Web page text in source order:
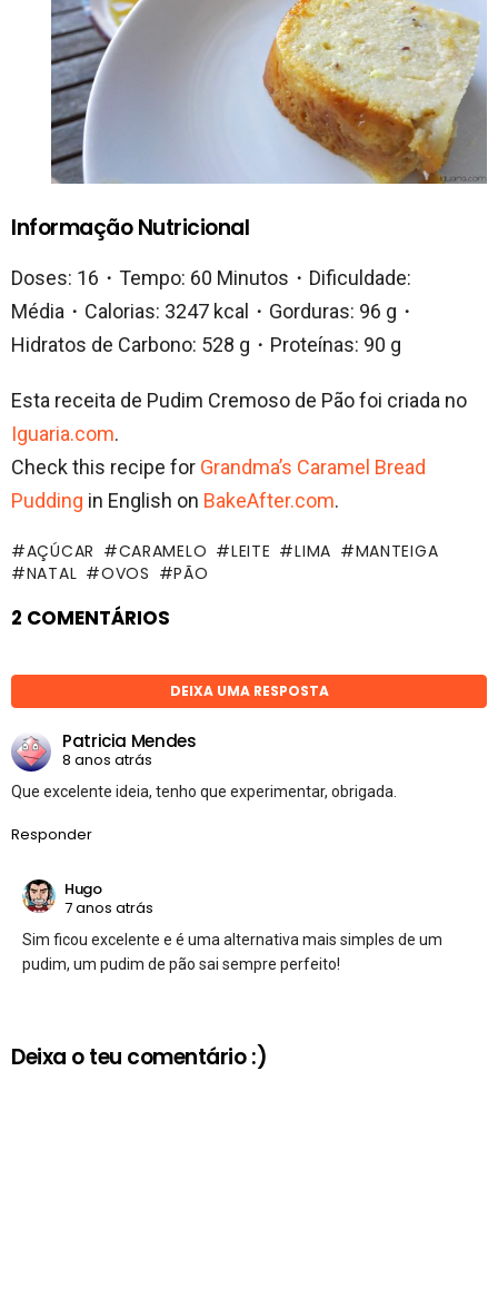
Informação Nutricional
Doses: 16・Tempo: 60 Minutos・Dificuldade:
Média・Calorias: 3247 kcal・Gorduras: 96 g・
Hidratos de Carbono: 528 g・Proteínas: 90 g
Esta receita de Pudim Cremoso de Pão foi criada no
Iguaria.com.
Check this recipe for Grandma’s Caramel Bread
Pudding in English on BakeAfter.com.
AÇÚCAR CARAMELO LEITE LIMA
MANTEIGA
NATAL
OVOS PÃO
2 COMENTÁRIOS
DEIXA UMA RESPOSTA
Patricia Mendes
8 anos atrás
Que excelente ideia, tenho que experimentar, obrigada.
Responder
Hugo
7 anos atrás
Sim ficou excelente e é uma alternativa mais simples de um
pudim, um pudim de pão sai sempre perfeito!
Deixa o teu comentário :)